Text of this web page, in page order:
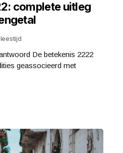
complete uitleg
leestijd
De betekenis 2222
geassocieerd met